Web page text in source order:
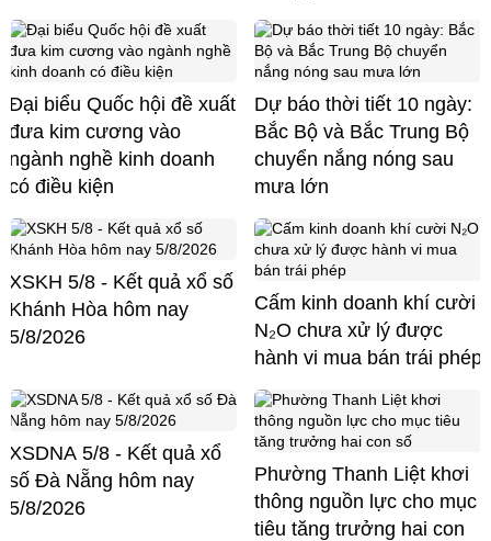
Đại biểu Quốc hội đề xuất
đưa kim cương vào
ngành nghề kinh doanh
có điều kiện
Dự báo thời tiết 10 ngày:
Bắc Bộ và Bắc Trung Bộ
chuyển nắng nóng sau
mưa lớn
XSKH 5/8 - Kết quả xổ số
Khánh Hòa hôm nay
5/8/2026
Cấm kinh doanh khí cười
N₂O chưa xử lý được
hành vi mua bán trái phép
XSDNA 5/8 - Kết quả xổ
số Đà Nẵng hôm nay
5/8/2026
Phường Thanh Liệt khơi
thông nguồn lực cho mục
tiêu tăng trưởng hai con